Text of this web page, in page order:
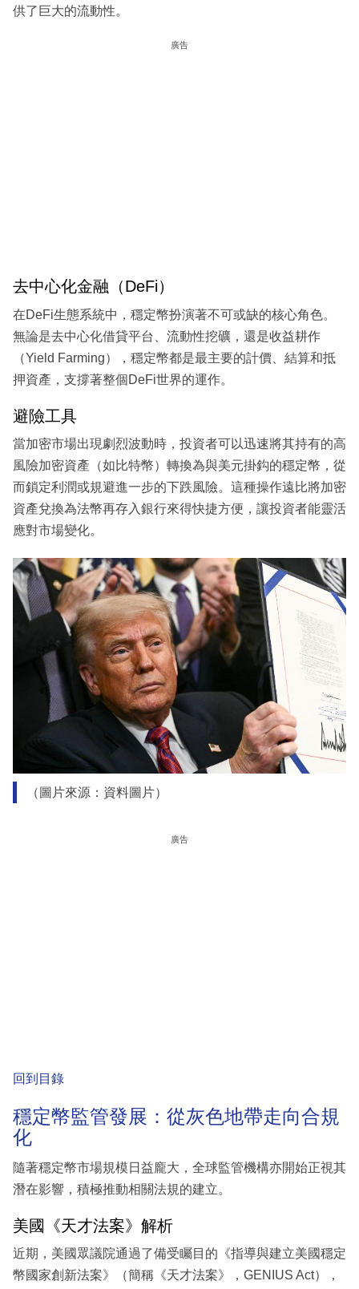
供了巨大的流動性。
廣告
去中心化金融（DeFi）
在DeFi生態系統中，穩定幣扮演著不可或缺的核心角色。
無論是去中心化借貸平台、流動性挖礦，還是收益耕作
（Yield Farming），穩定幣都是最主要的計價、結算和抵
押資產，支撐著整個DeFi世界的運作。
避險工具
當加密市場出現劇烈波動時，投資者可以迅速將其持有的高
風險加密資產（如比特幣）轉換為與美元掛鈎的穩定幣，從
而鎖定利潤或規避進一步的下跌風險。這種操作遠比將加密
資產兌換為法幣再存入銀行來得快捷方便，讓投資者能靈活
應對市場變化。
（圖片來源：資料圖片）
廣告
回到目錄
穩定幣監管發展：從灰色地帶走向合規
化
隨著穩定幣市場規模日益龐大，全球監管機構亦開始正視其
潛在影響，積極推動相關法規的建立。
美國《天才法案》解析
近期，美國眾議院通過了備受矚目的《指導與建立美國穩定
幣國家創新法案》（簡稱《天才法案》，GENIUS Act），